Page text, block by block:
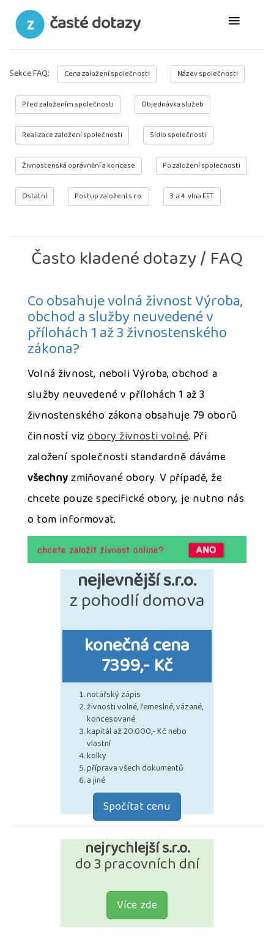
časté dotazy
Sekce FAQ: Cena založení společnosti Název společnosti
Před založením společnosti Objednávka služeb
Realizace založení společnosti Sídlo společnosti
Živnostenská oprávnění a koncese Po založení společnosti
Ostatní Postup založení s.r.o. 3. a 4. vlna EET
Často kladené dotazy / FAQ
Co obsahuje volná živnost Výroba,
obchod a služby neuvedené v
přílohách 1 až 3 živnostenského
zákona?
Volná živnost, neboli Výroba, obchod a
služby neuvedené v přílohách 1 až 3
živnostenského zákona obsahuje 79 oborů
činností vizobory živnosti volné. Při
založení společnosti standardně dáváme
všechnyzmiňované obory. V případě, že
chcete pouze specifické obory, je nutno nás
o tom informovat.
nejlevnější s.r.o.
z pohodlí domova
konečná cena
7399,- Kč
notářský zápis
živnosti volné, řemeslné, vázané,
koncesované
kapitál až 20.000,- Kč nebo
vlastní
kolky
příprava všech dokumentů
a jiné
Spočítat cenu
nejrychlejší s.r.o.
do 3 pracovních dní
Více zde